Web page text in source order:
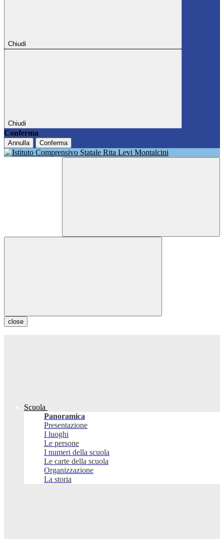
Chiudi
Chiudi
Conferma
Annulla Conferma
close
Scuola
Panoramica
Presentazione
I luoghi
Le persone
I numeri della scuola
Le carte della scuola
Organizzazione
La storia